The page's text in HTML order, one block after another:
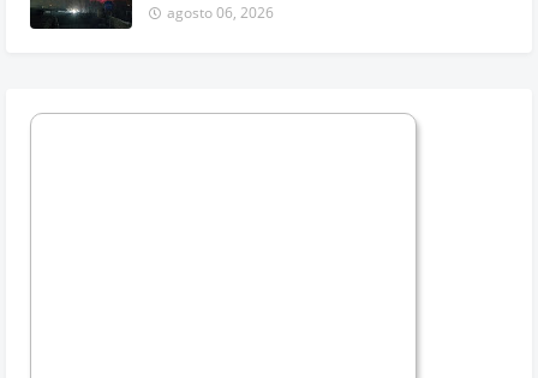
agosto 06, 2026